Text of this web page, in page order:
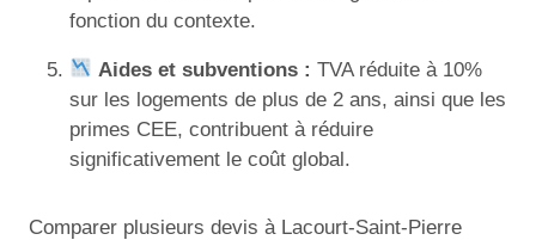
fonction du contexte.
Aides et subventions : TVA réduite à 10%
sur les logements de plus de 2 ans, ainsi que les
primes CEE, contribuent à réduire
significativement le coût global.
Comparer plusieurs devis à Lacourt-Saint-Pierre